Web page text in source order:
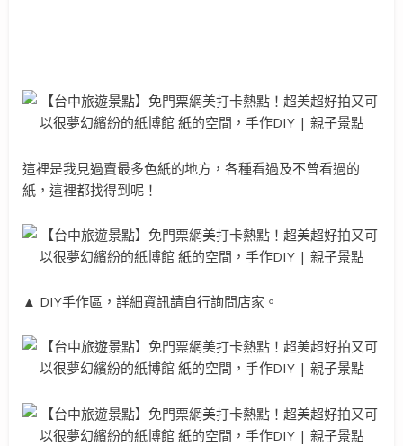
這裡是我見過賣最多色紙的地方，各種看過及不曾看過的
紙，這裡都找得到呢！
▲ DIY手作區，詳細資訊請自行詢問店家。